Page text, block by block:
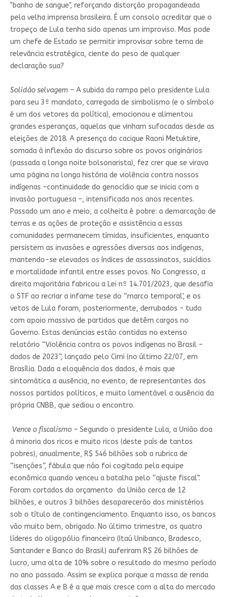
"banho de sangue", reforçando distorção propagandeada
pela velha imprensa brasileira. É um consolo acreditar que o
tropeço de Lula tenha sido apenas um improviso. Mas pode
um chefe de Estado se permitir improvisar sobre tema de
relevância estratégica, ciente do peso de qualquer
declaração sua?
Solidão selvagem – A subida da rampa pelo presidente Lula
para seu 3º mandato, carregada de simbolismo (e o símbolo
é um dos vetores da política), emocionou e alimentou
grandes esperanças, aquelas que vinham sufocadas desde as
eleições de 2018. A presença do cacique Raoni Metuktire,
somada à inflexão do discurso sobre os povos originários
(passada a longa noite bolsonarista), fez crer que se virava
uma página na longa história de violência contra nossos
indígenas –continuidade do genocídio que se inicia com a
invasão portuguesa –, intensificada nos anos recentes.
Passado um ano e meio, a colheita é pobre: a demarcação de
terras e as ações de proteção e assistência a essas
comunidades permanecem tímidas, insuficientes, enquanto
persistem as invasões e agressões diversas aos indígenas,
mantendo-se elevados os índices de assassinatos, suicídios
e mortalidade infantil entre esses povos. No Congresso, a
direita majoritária fabricou a Lei nº 14.701/2023, que desafia
o STF ao recriar a infame tese do “marco temporal’, e os
vetos de Lula foram, posteriormente, derrubados – tudo
com apoio massivo de partidos que detêm cargos no
Governo. Estas denúncias estão contidas no extenso
relatório “Violência contra os povos indígenas no Brasil –
dados de 2023”, lançado pelo Cimi (no último 22/07, em
Brasília. Dada a eloquência dos dados, é mais que
sintomática a ausência, no evento, de representantes dos
nossos partidos políticos, e muito lamentável a ausência da
própria CNBB, que sediou o encontro.
Vence o fiscalismo – Segundo o presidente Lula, a União doa
à minoria dos ricos e muito ricos (deste país de tantos
pobres), anualmente, R$ 546 bilhões sob a rubrica de
“isenções”, fábula que não foi cogitada pela equipe
econômica quando venceu a batalha pelo “ajuste fiscal”.
Foram cortados do orçamento da União cerca de 12
bilhões, e outros 3 bilhões desaparecerão dos ministérios
sob o título de contingenciamento. Enquanto isso, os bancos
vão muito bem, obrigado. No último trimestre, os quatro
líderes do oligopólio financeiro (Itaú Unibanco, Bradesco,
Santander e Banco do Brasil) auferiram R$ 26 bilhões de
lucro, uma alta de 10% sobre o resultado do mesmo período
no ano passado. Assim se explica porque a massa de renda
das classes A e B é a que mais cresce com a alta do mercado